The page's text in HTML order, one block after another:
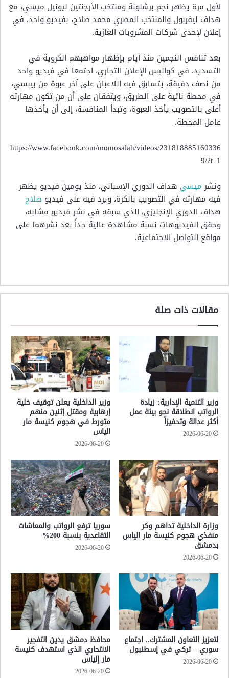
لأول مرة يظهر نجم برشلونة ومنتخب الأرجنتين ليونيل ميسي، مع
هداف ليفربول والمنتخب المصري محمد صلاح، بفيديو واحد، في
إعلان لإحدى شركات المشروبات الغازية.
بعد تنافس النجمين منذ أيام بإظهار مواهبهم الكروية في
التسديد، في كواليس الإعلان التجاري، اجتمعا في فيديو واحد
من نصف دقيقة، يتسابق فيه اللاعبان على آخر عبوة من بيبسي،
في محطة نائية على الطريق، ويتفقان على أن من تكون مهارته
أعلى بالتصويب يأخذ العبوة، وتبدأ المنافسة، إلى أن يأخذها
عامل المحطة.
https://www.facebook.com/momosalah/videos/231818885160336
9/?t=1
ونشرميسي هداف الدوري الإسباني، منذ يومين فيديو يظهر
فيه مهارته في التصويب بالكرة، ويرد فيه على فيديو صلاح
هداف الدوري الإنجليزي، الذي سبقه في نشر فيديو مشابه،
وحقق الفيديوهات نسبة مشاهدة عالية جداً بعد نشرهما على
مواقع التواصل الاجتماعية.
مقالات ذات صلة
وزير التنمية الإدارية: زيادة
الرواتب انطلاقة نحو بيئة عمل
أكثر عدالة وتحفيزاً
2026-06-20
وزير الداخلية يعلن توقيف خلية
إرهابية ومقتل إثنين منهم
متورط في هجوم كنيسة مار
الياس
2026-06-20
وزارة الداخلية تداهم وكر
منفذي هجوم كنيسة مار الياس
بدمشق
2026-06-20
سوريا ترفع الرواتب والمعاشات
التقاعدية بنسبة 200%
2026-06-20
لتعزيز التعاون المشترك.. اجتماع
سوري – تركي في إسطنبول
2026-06-20
محافظ دمشق يدين التفجير
الانتحاري الذي استهدف كنيسة
مار إلياس
2026-06-20